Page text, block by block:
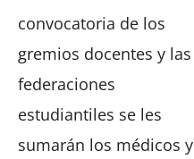
convocatoria de los
gremios docentes y las
federaciones
estudiantiles se les
sumarán los médicos y